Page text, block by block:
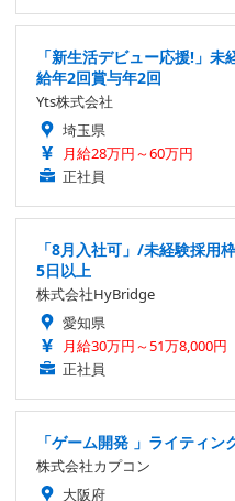
「新生活デビュー応援!」
給年2回賞与年2回
Yts株式会社
埼玉県
月給28万円～60万円
正社員
「8月入社可」/未経験採用
5日以上
株式会社HyBridge
愛知県
月給30万円～51万8,000円
正社員
「ゲーム開発 」ライティン
株式会社カプコン
大阪府